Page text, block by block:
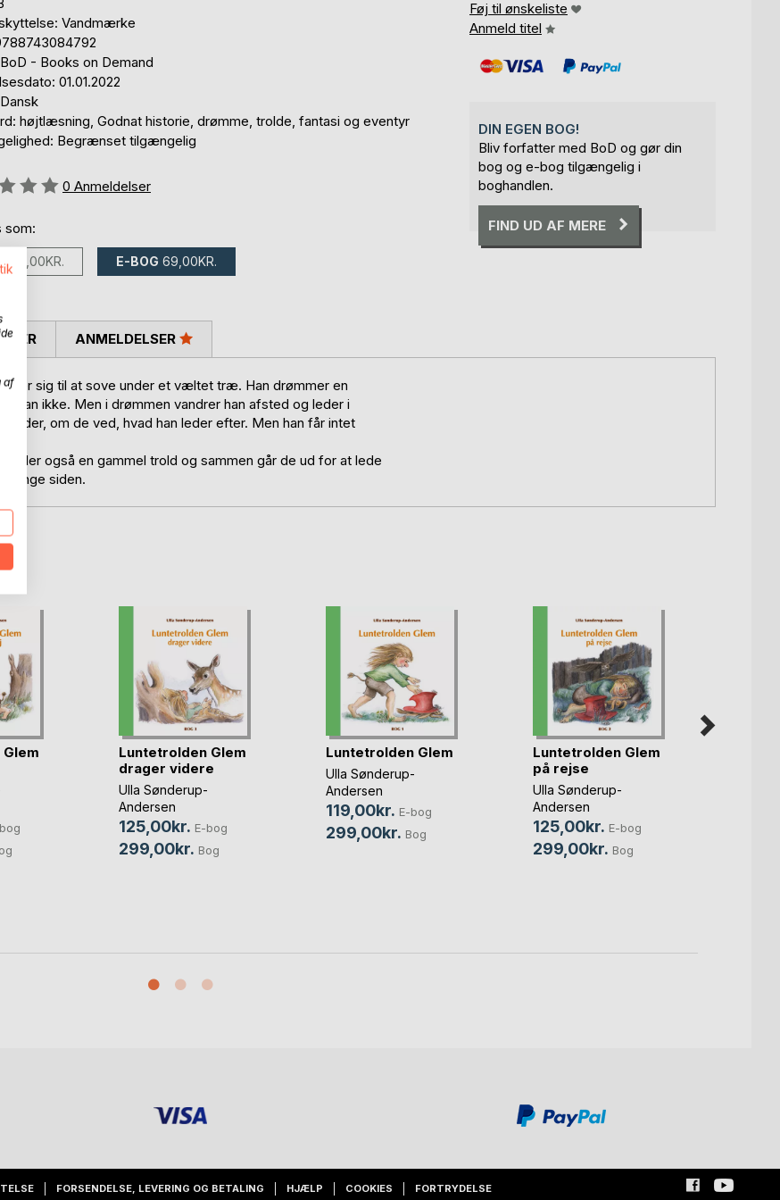
Vandmærke
- Books on Demand
01.01.2022
højtlæsning, Godnat historie, drømme, trolde, fantasi og eventyr
Begrænset tilgængelig
0 Anmeldelser
som:
185,00KR. E-BOG 69,00KR.
Føj til ønskeliste
Anmeld titel
DIN EGEN BOG!
Bliv forfatter med BoD og gør din
bog og e-bog tilgængelig i
boghandlen.
FIND UD AF MERE
sig til at sove under et væltet træ. Han drømmer en
han ikke. Men i drømmen vandrer han afsted og leder i
om de ved, hvad han leder efter. Men han får intet
også en gammel trold og sammen går de ud for at lede
længe siden.
ANMELDELSER
Luntetrolden Glem
drager videre
Ulla Sønderup-
Andersen
125,00kr. E-bog
299,00kr. Bog
Luntetrolden Glem
Ulla Sønderup-
Andersen
119,00kr. E-bog
299,00kr. Bog
Luntetrolden Glem
på rejse
Ulla Sønderup-
Andersen
125,00kr. E-bog
299,00kr. Bog
FORSENDELSE, LEVERING OG BETALING HJÆLP COOKIES FORTRYDELSE
af